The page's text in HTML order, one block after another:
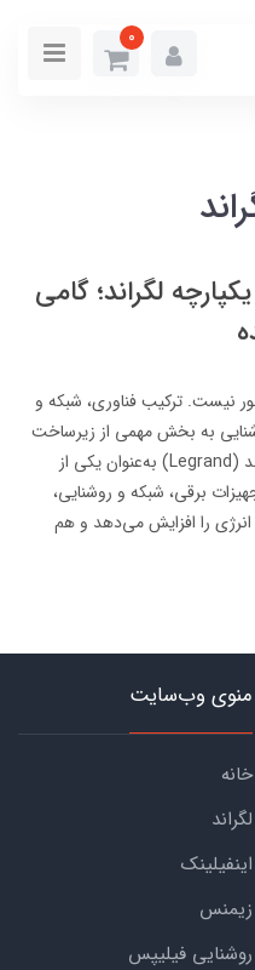
0
لگراند؛ گامی
نیست. ترکیب فناوری، شبکه و
به بخش مهمی از زیرساخت
دیجیتال ساختمان تبدیل شوند. برند لگراند (Legrand) به‌عنوان یکی از
برقی، شبکه و روشنایی،
انرژی را افزایش می‌دهد و هم
منوی وب‌سایت
خانه
لگراند
اینفیلینک
زیمنس
روشنایی فیلیپس